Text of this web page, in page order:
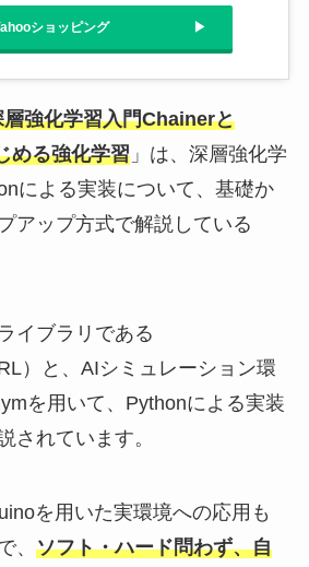
ショッピング
強化学習入門Chainerと
める強化学習」は、深層強化学
による実装について、基礎か
アップ方式で解説している
イブラリである
）と、AIシミュレーション環
を用いて、Pythonによる実装
されています。
を用いた実環境への応用も
、 ソフト・ハード問わず、自